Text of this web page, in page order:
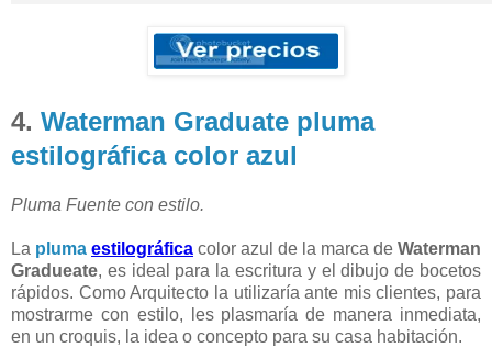
4. Waterman Graduate pluma
estilográfica color azul
Pluma Fuente con estilo.
La pluma estilográfica color azul de la marca de Waterman
Gradueate, es ideal para la escritura y el dibujo de bocetos
rápidos. Como Arquitecto la utilizaría ante mis clientes, para
mostrarme con estilo, les plasmaría de manera inmediata,
en un croquis, la idea o concepto para su casa habitación.